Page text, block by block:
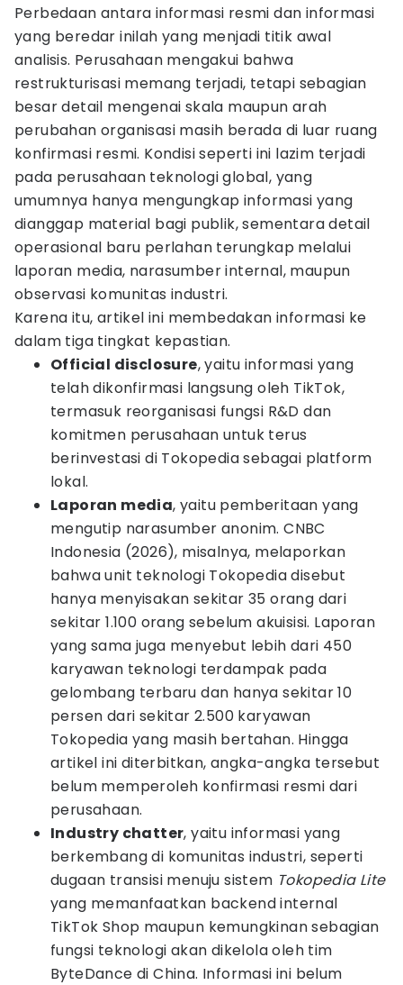
Perbedaan antara informasi resmi dan informasi
yang beredar inilah yang menjadi titik awal
analisis. Perusahaan mengakui bahwa
restrukturisasi memang terjadi, tetapi sebagian
besar detail mengenai skala maupun arah
perubahan organisasi masih berada di luar ruang
konfirmasi resmi. Kondisi seperti ini lazim terjadi
pada perusahaan teknologi global, yang
umumnya hanya mengungkap informasi yang
dianggap material bagi publik, sementara detail
operasional baru perlahan terungkap melalui
laporan media, narasumber internal, maupun
observasi komunitas industri.
Karena itu, artikel ini membedakan informasi ke
dalam tiga tingkat kepastian.
Official disclosure, yaitu informasi yang
telah dikonfirmasi langsung oleh TikTok,
termasuk reorganisasi fungsi R&D dan
komitmen perusahaan untuk terus
berinvestasi di Tokopedia sebagai platform
lokal.
Laporan media, yaitu pemberitaan yang
mengutip narasumber anonim. CNBC
Indonesia (2026), misalnya, melaporkan
bahwa unit teknologi Tokopedia disebut
hanya menyisakan sekitar 35 orang dari
sekitar 1.100 orang sebelum akuisisi. Laporan
yang sama juga menyebut lebih dari 450
karyawan teknologi terdampak pada
gelombang terbaru dan hanya sekitar 10
persen dari sekitar 2.500 karyawan
Tokopedia yang masih bertahan. Hingga
artikel ini diterbitkan, angka-angka tersebut
belum memperoleh konfirmasi resmi dari
perusahaan.
Industry chatter, yaitu informasi yang
berkembang di komunitas industri, seperti
dugaan transisi menuju sistem Tokopedia Lite
yang memanfaatkan backend internal
TikTok Shop maupun kemungkinan sebagian
fungsi teknologi akan dikelola oleh tim
ByteDance di China. Informasi ini belum